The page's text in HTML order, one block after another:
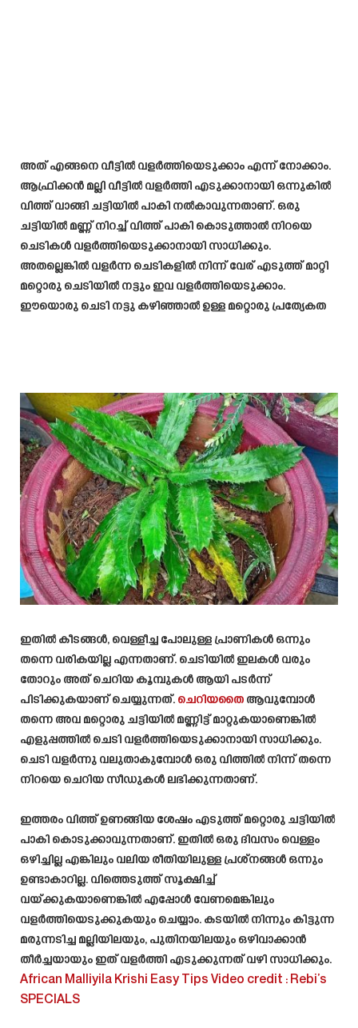
അത് എങ്ങനെ വീട്ടിൽ വളർത്തിയെടുക്കാം എന്ന് നോക്കാം.
ആഫ്രിക്കൻ മല്ലി വീട്ടിൽ വളർത്തി എടുക്കാനായി ഒന്നുകിൽ
വിത്ത് വാങ്ങി ചട്ടിയിൽ പാകി നൽകാവുന്നതാണ്. ഒരു
ചട്ടിയിൽ മണ്ണ് നിറച്ച് വിത്ത് പാകി കൊടുത്താൽ നിറയെ
ചെടികൾ വളർത്തിയെടുക്കാനായി സാധിക്കും.
അതല്ലെങ്കിൽ വളർന്ന ചെടികളിൽ നിന്ന് വേര് എടുത്ത് മാറ്റി
മറ്റൊരു ചെടിയിൽ നട്ടും ഇവ വളർത്തിയെടുക്കാം.
ഈയൊരു ചെടി നട്ടു കഴിഞ്ഞാൽ ഉള്ള മറ്റൊരു പ്രത്യേകത
ഇതിൽ കീടങ്ങൾ, വെള്ളീച്ച പോലുള്ള പ്രാണികൾ ഒന്നും
തന്നെ വരികയില്ല എന്നതാണ്. ചെടിയിൽ ഇലകൾ വരും
തോറും അത് ചെറിയ കൂമ്പുകൾ ആയി പടർന്ന്
പിടിക്കുകയാണ് ചെയ്യുന്നത്. ചെറിയതൈ ആവുമ്പോൾ
തന്നെ അവ മറ്റൊരു ചട്ടിയിൽ മണ്ണിട്ട് മാറ്റുകയാണെങ്കിൽ
എളുപ്പത്തിൽ ചെടി വളർത്തിയെടുക്കാനായി സാധിക്കും.
ചെടി വളർന്നു വലുതാകുമ്പോൾ ഒരു വിത്തിൽ നിന്ന് തന്നെ
നിറയെ ചെറിയ സീഡുകൾ ലഭിക്കുന്നതാണ്.
ഇത്തരം വിത്ത് ഉണങ്ങിയ ശേഷം എടുത്ത് മറ്റൊരു ചട്ടിയിൽ
പാകി കൊടുക്കാവുന്നതാണ്. ഇതിൽ ഒരു ദിവസം വെള്ളം
ഒഴിച്ചില്ല എങ്കിലും വലിയ രീതിയിലുള്ള പ്രശ്നങ്ങൾ ഒന്നും
ഉണ്ടാകാറില്ല. വിത്തെടുത്ത് സൂക്ഷിച്ച്
വയ്ക്കുകയാണെങ്കിൽ എപ്പോൾ വേണമെങ്കിലും
വളർത്തിയെടുക്കുകയും ചെയ്യാം. കടയിൽ നിന്നും കിട്ടുന്ന
മരുന്നടിച്ച മല്ലിയിലയും, പുതിനയിലയും ഒഴിവാക്കാൻ
തീർച്ചയായും ഇത് വളർത്തി എടുക്കുന്നത് വഴി സാധിക്കും.
African Malliyila Krishi Easy Tips Video credit : Rebi’s
SPECIALS